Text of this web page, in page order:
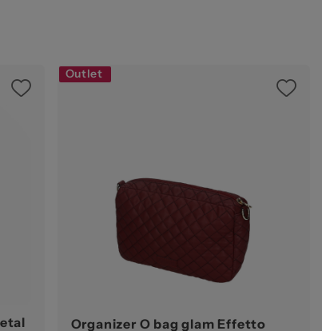
Outlet
Organizer O bag glam Effetto